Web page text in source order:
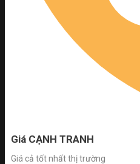
Giá CẠNH TRANH
Giá cả tốt nhất thị trường